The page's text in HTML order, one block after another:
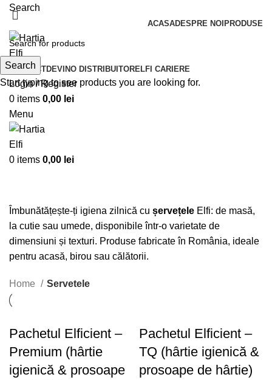
Search
ACASADESPRE NOI PRODUSE
CONTACTDEVINO DISTRIBUITORELFI CARIERE
Login / Register
0 items 0,00 lei
Menu
0 items 0,00 lei
Îmbunătățește-ți igiena zilnică cu șervețele Elfi: de masă,
la cutie sau umede, disponibile într-o varietate de
dimensiuni și texturi. Produse fabricate în România, ideale
pentru acasă, birou sau călătorii.
Home Servetele
Pachetul Elficient –
Premium (hârtie
igienică & prosoape
Pachetul Elficient –
TQ (hârtie igienică &
prosoape de hârtie)
Search
Start typing to see products you are looking for.